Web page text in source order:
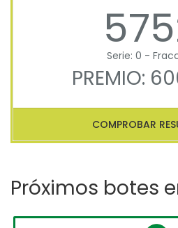
Serie: 0 -
PREMIO:
COMPROBAR
Próximos botes